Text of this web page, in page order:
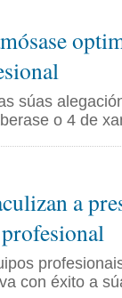
súas
o 4 de
a
con éxito a